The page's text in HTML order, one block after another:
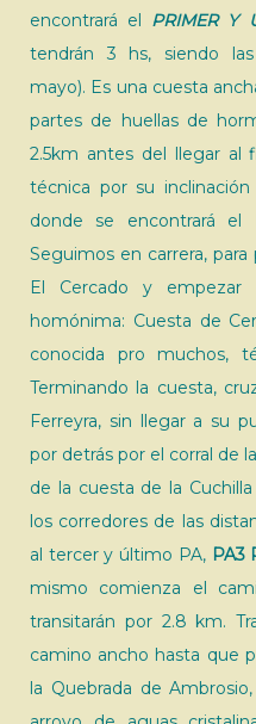
encontrará el PRIMER Y
tendrán 3 hs, siendo
mayo). Es una cuesta
partes de huellas de
2.5km antes del llegar al
técnica por su
donde se encontrará el
Seguimos en carrera,
El Cercado y
homónima: Cuesta de
conocida pro muchos,
Terminando la cuesta,
Ferreyra, sin llegar a su
por detrás por el corral de
de la cuesta de la
los corredores de las
al tercer y último PA, PA3
mismo comienza el
transitarán por 2.8 km.
camino ancho hasta que
la Quebrada de